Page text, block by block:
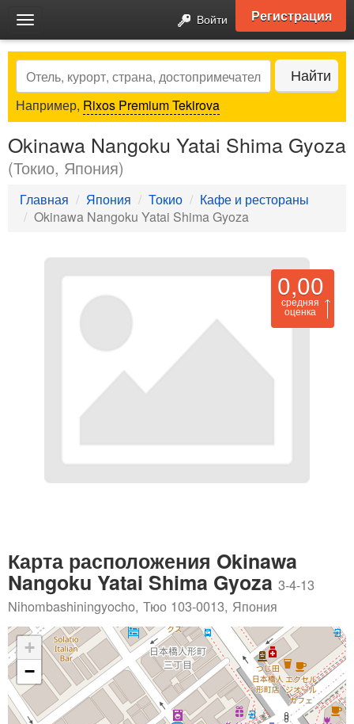
Toggle
navigation
Войти Регистрация
Search Найти
Например, Rixos Premium Tekirova
Okinawa Nangoku Yatai Shima Gyoza
(Токио, Япония)
Главная Япония Токио
Кафе и рестораны
Okinawa Nangoku Yatai Shima Gyoza
0,00
средняя
оценка
Карта расположения Okinawa
Nangoku Yatai Shima Gyoza 3-4-13
Nihombashiningyocho, Тюо 103-0013, Япония
+
−